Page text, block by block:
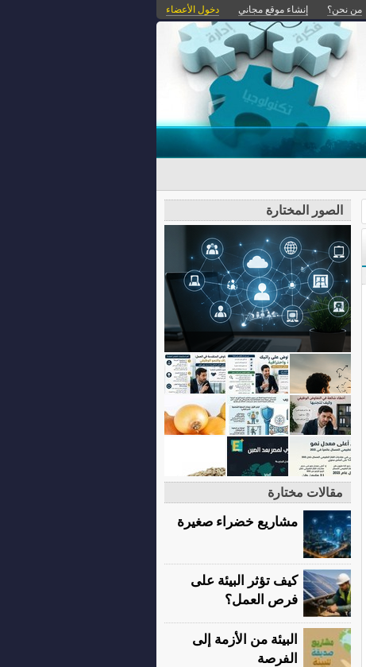
من نحن؟ إنشاء موقع مجاني دخول الأعضاء
الصور المختارة
مقالات مختارة
مشاريع خضراء صغيرة
كيف تؤثر البيئة على
فرص العمل؟
البيئة من الأزمة إلى
الفرصة